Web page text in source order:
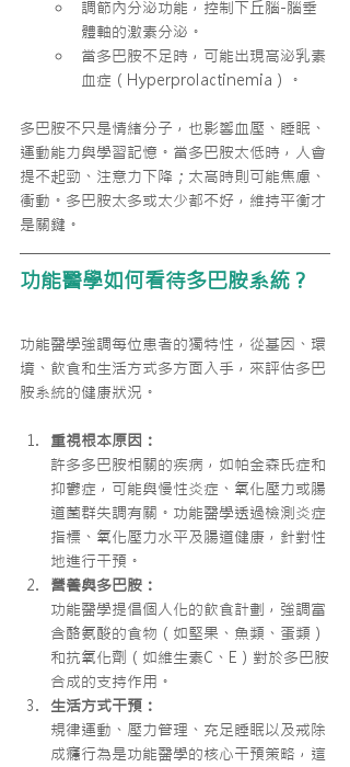
調節內分泌功能，控制下丘腦-腦垂
體軸的激素分泌。
當多巴胺不足時，可能出現高泌乳素
血症（Hyperprolactinemia）。
多巴胺不只是情緒分子，也影響血壓、睡眠、
運動能力與學習記憶。當多巴胺太低時，人會
提不起勁、注意力下降；太高時則可能焦慮、
衝動。多巴胺太多或太少都不好，維持平衡才
是關鍵。
功能醫學如何看待多巴胺系統？
功能醫學強調每位患者的獨特性，從基因、環
境、飲食和生活方式多方面入手，來評估多巴
胺系統的健康狀況。
重視根本原因：
許多多巴胺相關的疾病，如帕金森氏症和
抑鬱症，可能與慢性炎症、氧化壓力或腸
道菌群失調有關。功能醫學透過檢測炎症
指標、氧化壓力水平及腸道健康，針對性
地進行干預。
營養與多巴胺：
功能醫學提倡個人化的飲食計劃，強調富
含酪氨酸的食物（如堅果、魚類、蛋類）
和抗氧化劑（如維生素C、E）對於多巴胺
合成的支持作用。
生活方式干預：
規律運動、壓力管理、充足睡眠以及戒除
成癮行為是功能醫學的核心干預策略，這